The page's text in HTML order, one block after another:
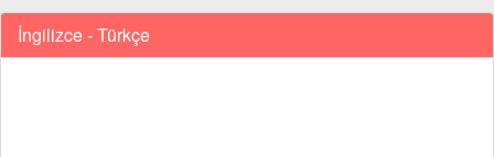
İngilizce - Türkçe